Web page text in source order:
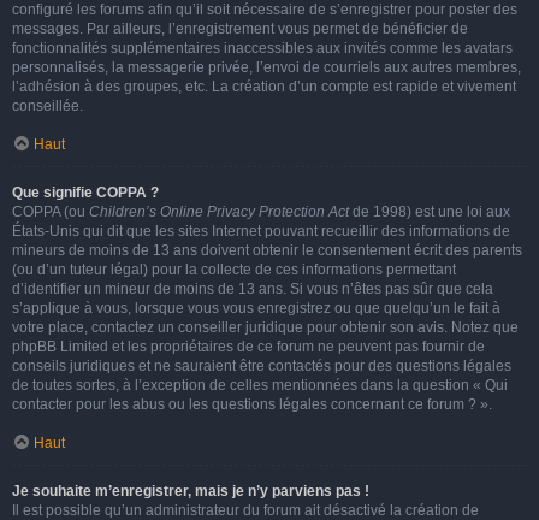
configuré les forums afin qu’il soit nécessaire de s’enregistrer pour poster des
messages. Par ailleurs, l’enregistrement vous permet de bénéficier de
fonctionnalités supplémentaires inaccessibles aux invités comme les avatars
personnalisés, la messagerie privée, l’envoi de courriels aux autres membres,
l’adhésion à des groupes, etc. La création d’un compte est rapide et vivement
conseillée.
Haut
Que signifie COPPA ?
COPPA (ou Children’s Online Privacy Protection Actde 1998) est une loi aux
États-Unis qui dit que les sites Internet pouvant recueillir des informations de
mineurs de moins de 13 ans doivent obtenir le consentement écrit des parents
(ou d’un tuteur légal) pour la collecte de ces informations permettant
d’identifier un mineur de moins de 13 ans. Si vous n’êtes pas sûr que cela
s’applique à vous, lorsque vous vous enregistrez ou que quelqu’un le fait à
votre place, contactez un conseiller juridique pour obtenir son avis. Notez que
phpBB Limited et les propriétaires de ce forum ne peuvent pas fournir de
conseils juridiques et ne sauraient être contactés pour des questions légales
de toutes sortes, à l’exception de celles mentionnées dans la question « Qui
contacter pour les abus ou les questions légales concernant ce forum ? ».
Haut
Je souhaite m’enregistrer, mais je n’y parviens pas !
Il est possible qu’un administrateur du forum ait désactivé la création de